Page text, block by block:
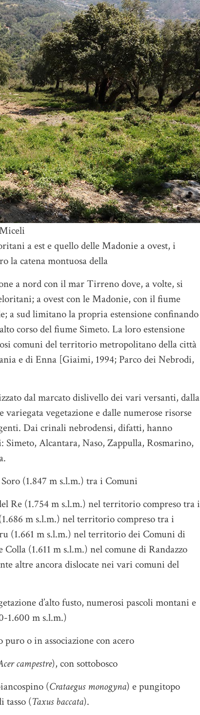
a est e quello delle Madonie a ovest, i
la catena montuosa della
a nord con il mar Tirreno dove, a volte, si
a ovest con le Madonie, con il fiume
a sud limitano la propria estensione confinando
corso del fiume Simeto. La loro estensione
comuni del territorio metropolitano della città
e di Enna [Giaimi, 1994; Parco dei Nebrodi,
dal marcato dislivello dei vari versanti, dalla
vegetazione e dalle numerose risorse
Dai crinali nebrodensi, difatti, hanno
Alcantara, Naso, Zappulla, Rosmarino,
(1.847 m s.l.m.) tra i Comuni
Re (1.754 m s.l.m.) nel territorio compreso tra i
m s.l.m.) nel territorio compreso tra i
(1.661 m s.l.m.) nel territorio dei Comuni di
(1.611 m s.l.m.) nel comune di Randazzo
altre ancora dislocate nei vari comuni del
d’alto fusto, numerosi pascoli montani e
1.600 m s.l.m.)
puro o in associazione con acero
campestre), con sottobosco
(Crataegus monogyna) e pungitopo
tasso (Taxus baccata).